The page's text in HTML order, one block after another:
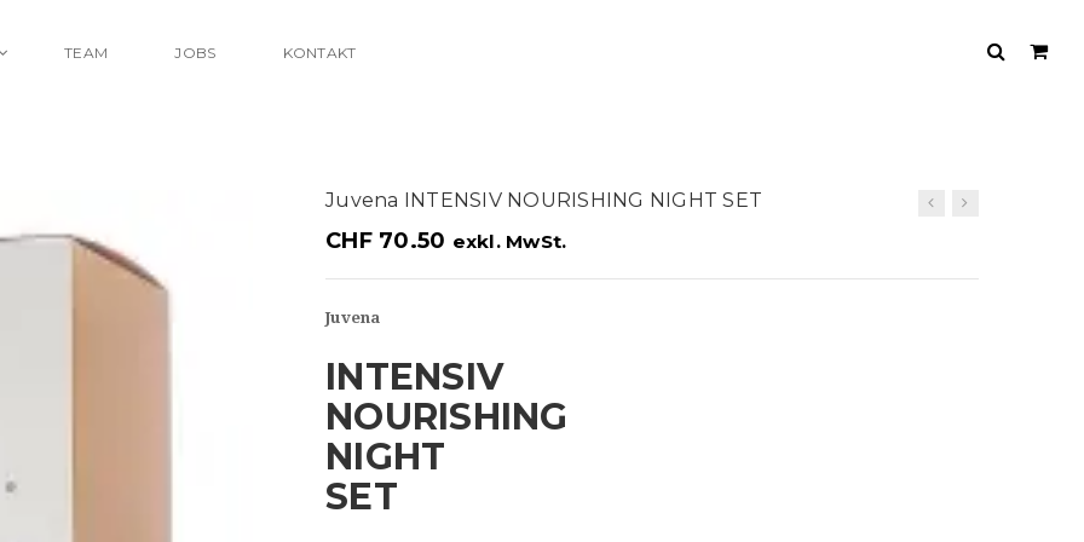
TEAM JOBS KONTAKT
Juvena INTENSIV NOURISHING NIGHT SET
CHF70.50 exkl. MwSt.
Juvena
INTENSIV
NOURISHING
NIGHT
SET